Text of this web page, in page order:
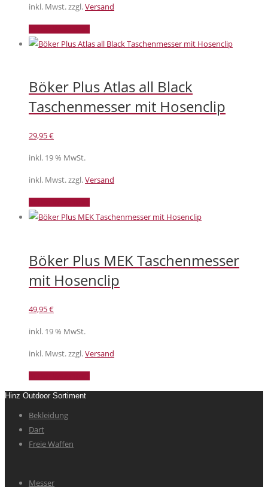
inkl. Mwst. zzgl.Versand
Böker Plus Atlas all Black
Taschenmesser mit Hosenclip
29,95€
inkl. 19 % MwSt.
inkl. Mwst. zzgl.Versand
Böker Plus MEK Taschenmesser
mit Hosenclip
49,95€
inkl. 19 % MwSt.
inkl. Mwst. zzgl.Versand
Hinz Outdoor Sortiment
Bekleidung
Dart
Freie Waffen
Messer